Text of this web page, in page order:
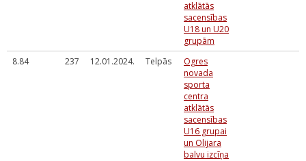
atklātās
sacensības
U18 un U20
grupām
8.84
237 12.01.2024. Telpās
Ogres
novada
sporta
centra
atklātās
sacensības
U16 grupai
un Olijara
balvu izcīņa